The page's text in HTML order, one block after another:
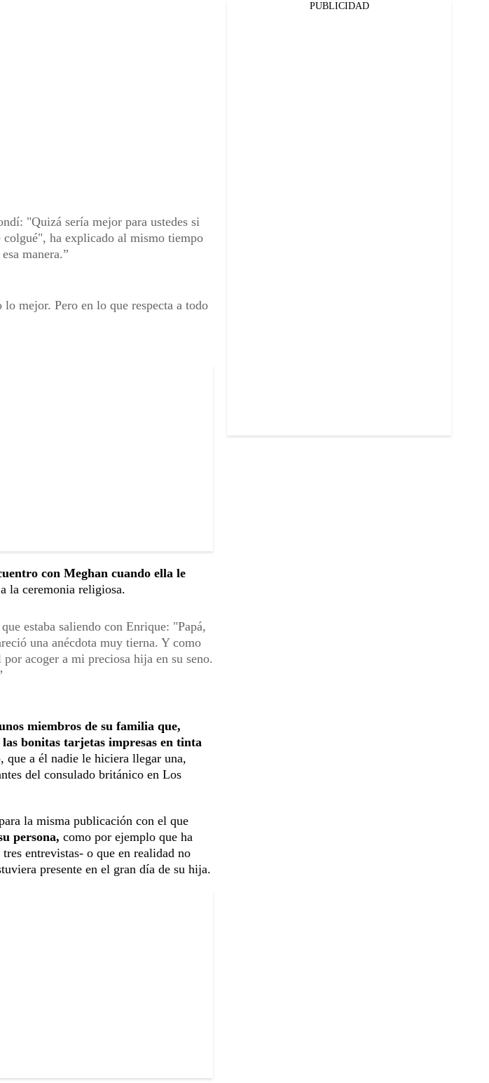
"Quizá sería mejor para ustedes si
colgué", ha explicado al mismo tiempo
manera.
mejor. Pero en lo que respecta a todo
con Meghan cuando ella le
la ceremonia religiosa.
estaba saliendo con Enrique: "Papá,
una anécdota muy tierna. Y como
acoger a mi preciosa hija en su seno.
miembros de su familia que,
bonitas tarjetas impresas en tinta
a él nadie le hiciera llegar una,
del consulado británico en Los
la misma publicación con el que
persona, como por ejemplo que ha
entrevistas- o que en realidad no
presente en el gran día de su hija.
PUBLICIDAD